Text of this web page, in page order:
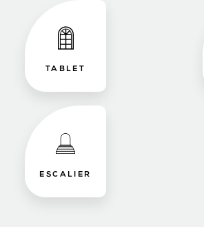
TABLET
ESCALIER